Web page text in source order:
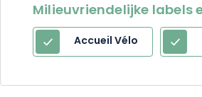
Milieuvriendelijke labels
Accueil Vélo